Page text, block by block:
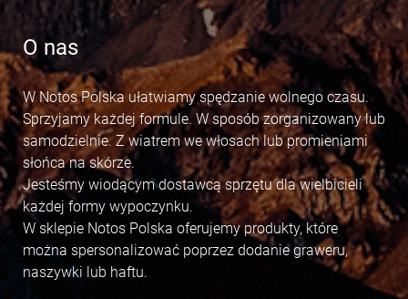
O nas
W Notos Polska ułatwiamy spędzanie wolnego czasu.
Sprzyjamy każdej formule. W sposób zorganizowany lub
samodzielnie. Z wiatrem we włosach lub promieniami
słońca na skórze.
Jesteśmy wiodącym dostawcą sprzętu dla wielbicieli
każdej formy wypoczynku.
W sklepie Notos Polska oferujemy produkty, które
można spersonalizować poprzez dodanie graweru,
naszywki lub haftu.